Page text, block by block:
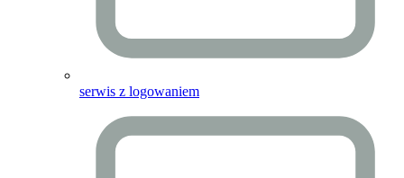
serwis z logowaniem